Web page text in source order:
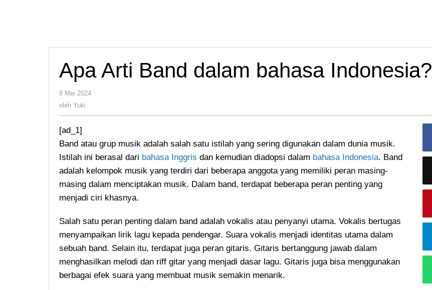
Apa Arti Band dalam bahasa Indonesia?
8 Mei 2024
oleh Yuki
[ad_1]
Band atau grup musik adalah salah satu istilah yang sering digunakan dalam dunia musik.
Istilah ini berasal dari bahasa Inggris dan kemudian diadopsi dalam bahasa Indonesia. Band
adalah kelompok musik yang terdiri dari beberapa anggota yang memiliki peran masing-
masing dalam menciptakan musik. Dalam band, terdapat beberapa peran penting yang
menjadi ciri khasnya.
Salah satu peran penting dalam band adalah vokalis atau penyanyi utama. Vokalis bertugas
menyampaikan lirik lagu kepada pendengar. Suara vokalis menjadi identitas utama dalam
sebuah band. Selain itu, terdapat juga peran gitaris. Gitaris bertanggung jawab dalam
menghasilkan melodi dan riff gitar yang menjadi dasar lagu. Gitaris juga bisa menggunakan
berbagai efek suara yang membuat musik semakin menarik.